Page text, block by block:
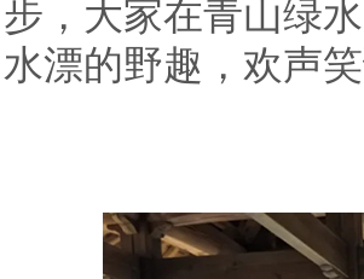
步，大家在青山绿
水漂的野趣，欢声